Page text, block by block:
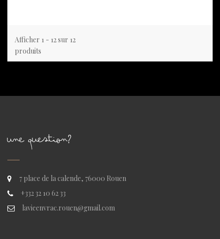
Afficher 1 - 12 sur 12
produits
UNE QUESTION?
7 place de la calende, 76000 Rouen
+332 32 10 62 33
lavieenvrac.rouen@gmail.com